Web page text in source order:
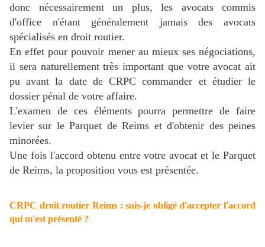
donc nécessairement un plus, les avocats commis
d'office n'étant généralement jamais des avocats
spécialisés en droit routier.
En effet pour pouvoir mener au mieux ses négociations,
il sera naturellement très important que votre avocat ait
pu avant la date de CRPC commander et étudier le
dossier pénal de votre affaire.
L'examen de ces éléments pourra permettre de faire
levier sur le Parquet de Reims et d'obtenir des peines
minorées.
Une fois l'accord obtenu entre votre avocat et le Parquet
de Reims, la proposition vous est présentée.
CRPC droit routier Reims : suis-je obligé d'accepter l'accord
qui m'est présenté ?